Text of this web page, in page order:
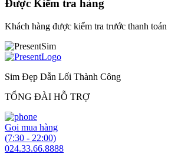
Được Kiểm tra hàng
Khách hàng được kiểm tra trước thanh toán
Sim Đẹp Dẫn Lối Thành Công
TỔNG ĐÀI HỖ TRỢ
Gọi mua hàng
(7:30 - 22:00)
024.33.66.8888